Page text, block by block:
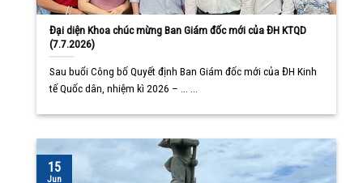
Đại diện Khoa chúc mừng Ban Giám đốc mới của ĐH KTQD
(7.7.2026)
Sau buổi Công bố Quyết định Ban Giám đốc mới của ĐH Kinh
tế Quốc dân, nhiệm kì 2026 – ... ...
15
Jun